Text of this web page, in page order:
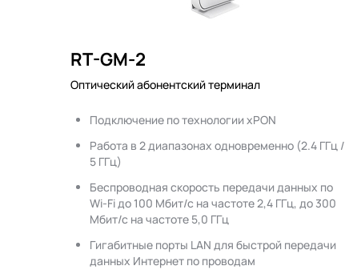
RT-GM-2
Оптический абонентский терминал
Подключение по технологии xPON
Работа в 2 диапазонах одновременно (2.4 ГГц /
5 ГГц)
Беспроводная скорость передачи данных по
Wi-Fi до 100 Мбит/с на частоте 2,4 ГГц, до 300
Мбит/с на частоте 5,0 ГГц
Гигабитные порты LAN для быстрой передачи
данных Интернет по проводам